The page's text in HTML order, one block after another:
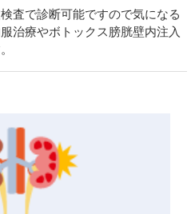
査で診断可能ですので気になる
治療やボトックス膀胱壁内注入